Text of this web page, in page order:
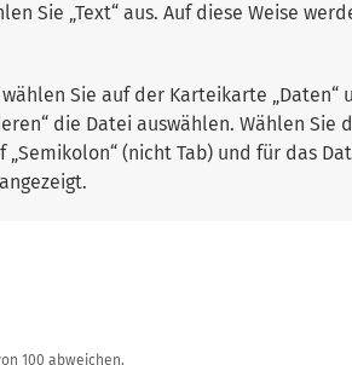
Sie „Text“ aus. Auf diese Weise
Sie auf der Karteikarte „Daten“
die Datei auswählen. Wählen Sie
„Semikolon“ (nicht Tab) und für das
100 abweichen.